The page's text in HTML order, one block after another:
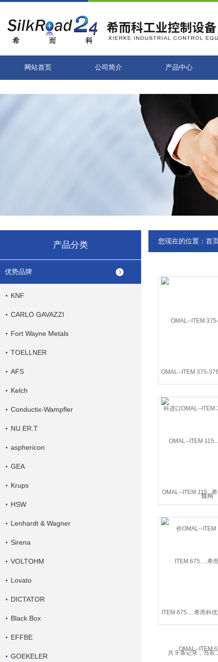
网站首页 公司简介 产品中心
产品分类
优势品牌
KNF
CARLO GAVAZZI
Fort Wayne Metals
TOELLNER
AFS
Kelch
Conductix-Wampfler
NU.ER.T
asphericon
GEA
Krups
HSW
Lenhardt & Wagner
Sirena
VOLTOHM
Lovato
DICTATOR
Black Box
EFFBE
GOEKELER
您现在的位置： 首
OMAL--ITEM 375-
口OMAL--ITEM
OMAL--ITEM 115...
OMAL--ITEM
ITEM 675.....希而科
-ITEM 675
共 9 条记录，当